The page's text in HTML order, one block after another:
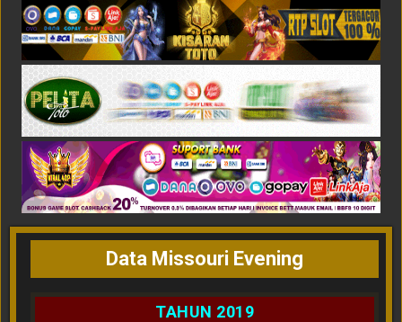
Data Missouri Evening
TAHUN 2019